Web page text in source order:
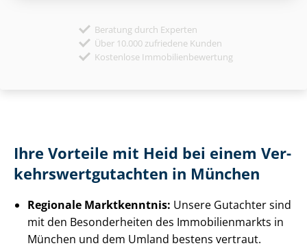
Beratung durch Experten
Über 10.000 zufriedene Kunden
Kostenlose Immobilienbewertung
Ihre Vorteile mit Heid bei einem Ver­
kehrs­wert­gut­ach­ten in München
Regionale Marktkenntnis: Unsere Gutachter sind
mit den Besonderheiten des Im­mo­bi­li­en­markts in
München und dem Umland bestens vertraut.